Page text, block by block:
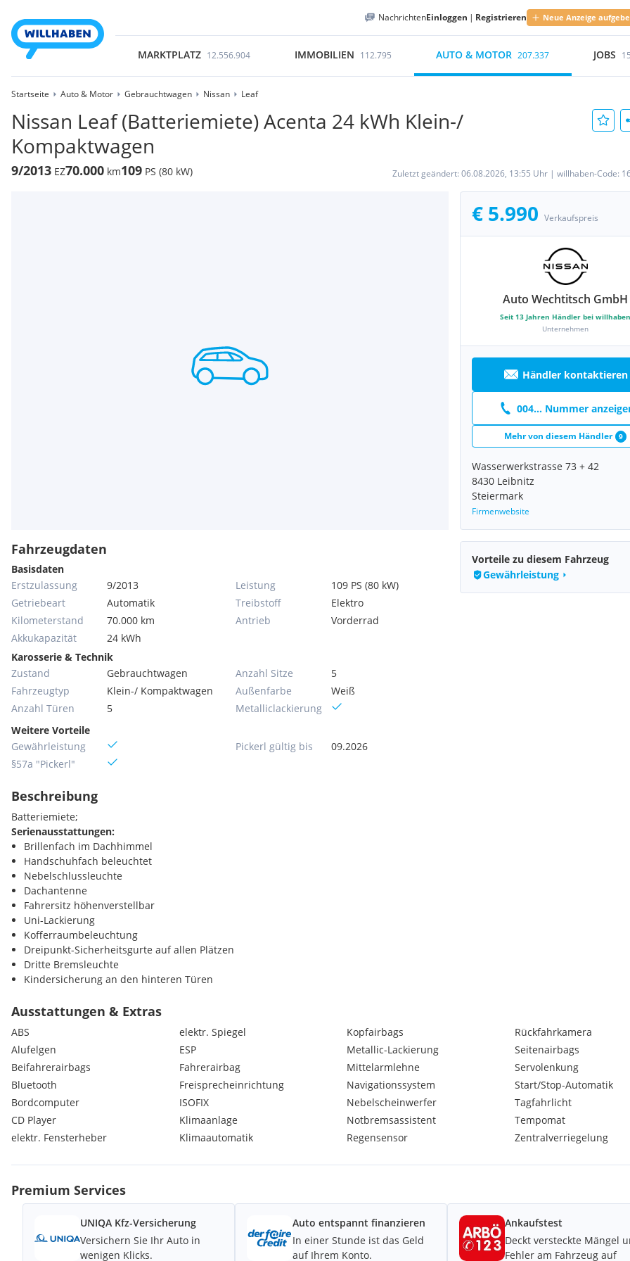
NachrichtenEinloggen | Registrieren Neue Anzeige
MARKTPLATZ 12.556.904 IMMOBILIEN 112.795 AUTO & MOTOR 207.337 JOBS
Startseite Auto & Motor Gebrauchtwagen Nissan Leaf
Nissan Leaf (Batteriemiete) Acenta 24 kWh Klein-/
Kompaktwagen
9/2013 EZ70.000 km109 PS (80 kW) Zuletzt geändert: 06.08.2026, 13:55 Uhr | willhaben-Code:
€ 5.990 Verkaufspreis
Auto Wechtitsch GmbH
Seit 13 Jahren Händler bei willhaben
Unternehmen
Händler kontaktieren
004... Nummer
Mehr von diesem Händler 9
Wasserwerkstrasse 73 + 42
8430 Leibnitz
Steiermark
Firmenwebsite
Fahrzeugdaten
Basisdaten
Erstzulassung
9/2013
Getriebeart
Automatik
Kilometerstand
70.000 km
Akkukapazität
24 kWh
Leistung
109 PS (80 kW)
Treibstoff
Elektro
Antrieb
Vorderrad
Karosserie & Technik
Zustand
Gebrauchtwagen
Fahrzeugtyp
Klein-/ Kompaktwagen
Anzahl Türen
5
Anzahl Sitze
5
Außenfarbe
Weiß
Metallic­lackierung
Weitere Vorteile
Gewährleistung
§57a "Pickerl"
Pickerl gültig bis 09.2026
Beschreibung
Batteriemiete;
Serienausstattungen:
Brillenfach im Dachhimmel
Handschuhfach beleuchtet
Nebelschlussleuchte
Dachantenne
Fahrersitz höhenverstellbar
Uni-Lackierung
Kofferraumbeleuchtung
Dreipunkt-Sicherheitsgurte auf allen Plätzen
Dritte Bremsleuchte
Kindersicherung an den hinteren Türen
LED Rückleuchten
Halogenscheinwerfer
Außenspiegel in Wagenfarbe lackiert
Lenksäule, höhenverstellbar
Steckdose 12V vorne
Ablagefach in Mittelkonsole
Rücksitzbank asymetrisch (60:40) umklappbar
Armlehnen an den Türen
Kopfstützen höhenverstellbar auf allen Plätzen
Make-Up-Spiegel, auf Fahrer- und Beifahrerseite
Akustische Annäherungssignal intermittierend, nach vorne abstrahlend bis 30km/h
Akustische Warnsignal nach hinten abstrahlend bei eingelegtem Rückwärtsgang
Dachspoiler mit integriertem 3. Bremslicht
Dual-Display für Geschwindigkeitsanzeige, Batteriekapazitäts- und
Restreichweitenanzeige
Vorteile zu diesem Fahrzeug
Gewährleistung
Ausstattungen & Extras
ABS
Alufelgen
Beifahrerairbags
Bluetooth
Bordcomputer
CD Player
elektr. Fensterheber
elektr. Spiegel
ESP
Fahrerairbag
Freisprecheinrichtung
ISOFIX
Klimaanlage
Klimaautomatik
Kopfairbags
Metallic-Lackierung
Mittelarmlehne
Navigationssystem
Nebelscheinwerfer
Notbremsassistent
Regensensor
Rückfahrkamera
Seitenairbags
Servolenkung
Start/Stop-Automatik
Tagfahrlicht
Tempomat
Zentralverriegelung
Premium Services
UNIQA Kfz-Versicherung
Versichern Sie Ihr Auto in
wenigen Klicks.
Auto entspannt finanzieren
In einer Stunde ist das Geld
auf Ihrem Konto.
Ankaufstest
Deckt versteckte Mängel
Fehler am Fahrzeug auf